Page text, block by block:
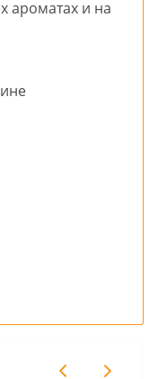
ароматах и на